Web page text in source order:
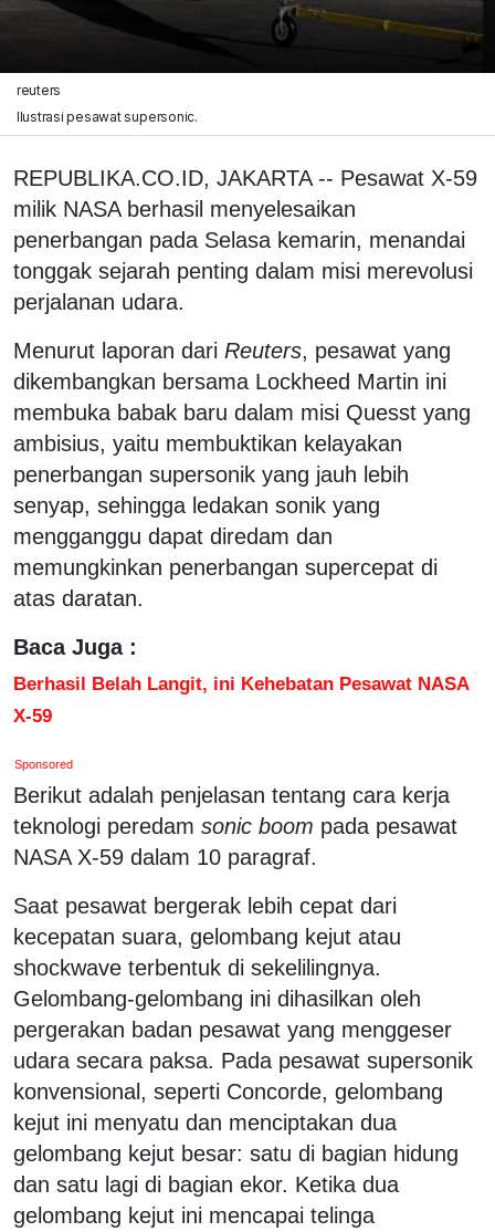
reuters
Ilustrasi pesawat supersonic.
REPUBLIKA.CO.ID, JAKARTA -- Pesawat X-59
milik NASA berhasil menyelesaikan
penerbangan pada Selasa kemarin, menandai
tonggak sejarah penting dalam misi merevolusi
perjalanan udara.
Menurut laporan dari Reuters, pesawat yang
dikembangkan bersama Lockheed Martin ini
membuka babak baru dalam misi Quesst yang
ambisius, yaitu membuktikan kelayakan
penerbangan supersonik yang jauh lebih
senyap, sehingga ledakan sonik yang
mengganggu dapat diredam dan
memungkinkan penerbangan supercepat di
atas daratan.
Baca Juga :
Berhasil Belah Langit, ini Kehebatan Pesawat NASA
X-59
Sponsored
Berikut adalah penjelasan tentang cara kerja
teknologi peredam sonic boom pada pesawat
NASA X-59 dalam 10 paragraf.
Saat pesawat bergerak lebih cepat dari
kecepatan suara, gelombang kejut atau
shockwave terbentuk di sekelilingnya.
Gelombang-gelombang ini dihasilkan oleh
pergerakan badan pesawat yang menggeser
udara secara paksa. Pada pesawat supersonik
konvensional, seperti Concorde, gelombang
kejut ini menyatu dan menciptakan dua
gelombang kejut besar: satu di bagian hidung
dan satu lagi di bagian ekor. Ketika dua
gelombang kejut ini mencapai telinga